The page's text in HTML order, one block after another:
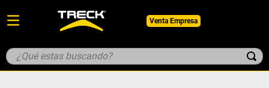
Venta Empresa
¿Qué estas buscando?